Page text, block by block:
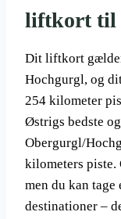
liftkort til
Dit liftkort
Hochgurgl, og
254 kilometer
Østrigs bedste
Obergurgl/
kilometers piste.
men du kan tage
destinationer –